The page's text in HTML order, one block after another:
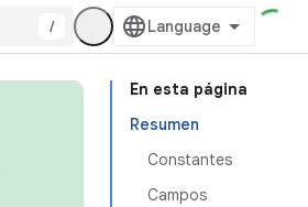
/
En esta página
Resumen
Constantes
Campos